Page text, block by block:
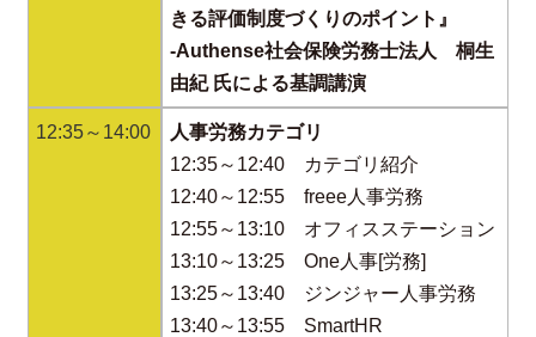
きる評価制度づくりのポイント』
‐Authense社会保険労務士法人 桐生
由紀 氏による基調講演
12:35～14:00
人事労務カテゴリ
12:35～12:40 カテゴリ紹介
12:40～12:55 freee人事労務
12:55～13:10 オフィスステーション
13:10～13:25 One人事[労務]
13:25～13:40 ジンジャー人事労務
13:40～13:55 SmartHR